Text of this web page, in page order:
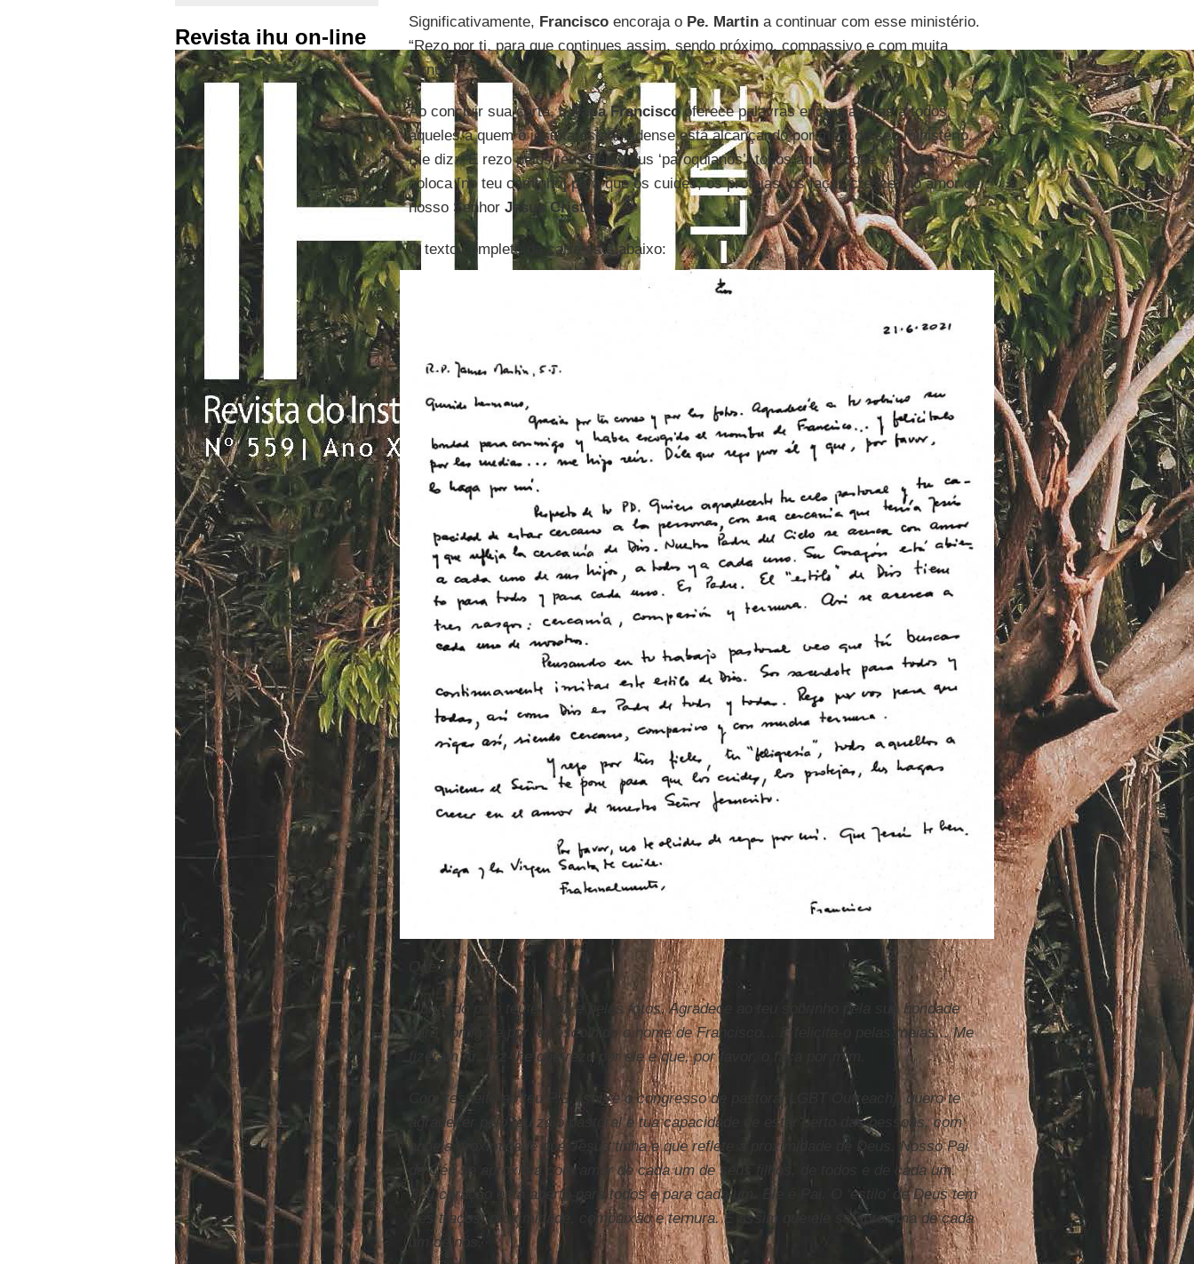
Revista ihu on-line
Significativamente, Franciscoencoraja o Pe. Martina continuar com esse ministério.
“Rezo por ti, para que continues assim, sendo próximo, compassivo e com muita
ternura.”
Ao concluir sua carta, oPapa Franciscooferece palavras encorajadoras a todos
aqueles a quem o jesuíta estadunidense está alcançando por meio do seu ministério.
Ele diz: “E rezo pelos teus fiéis, teus ‘paroquianos’, todos aqueles que o Senhor
coloca [no teu caminho] para que os cuides, os protejas, os faças crescer no amor de
nosso Senhor Jesus Cristo”.
O texto completo da carta está abaixo:
Querido irmão,
Obrigado pelo teu e-mail e pelas fotos. Agradece ao teu sobrinho pela sua bondade
para comigo e por ter escolhido o nome de Francisco... E felicita-o pelas meias... Me
fizeram rir. Diz-lhe que rezo por ele e que, por favor, o faça por mim.
Com respeito ao teu P.S. [sobre o congresso de pastoral LGBT Outreach], quero te
agradecer pelo teu zelo pastoral e tua capacidade de estar perto das pessoas, com
aquela proximidade que Jesus tinha e que reflete a proximidade de Deus. Nosso Pai
do Céu se aproxima com amor de cada um de seus filhos, de todos e de cada um.
Seu coração está aberto para todos e para cada um. Ele é Pai. O ‘estilo’ de Deus tem
três traços: proximidade, compaixão e ternura. É assim que ele se aproxima de cada
um de nós.